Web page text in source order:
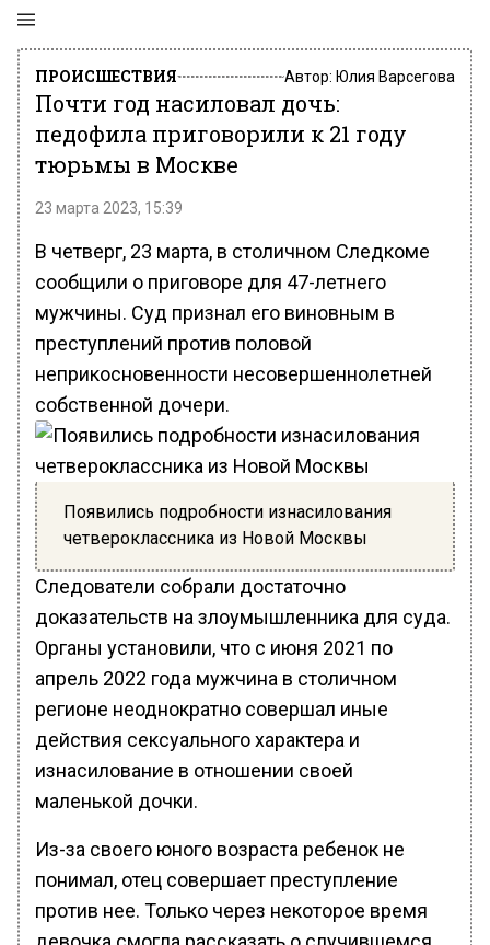
ПРОИСШЕСТВИЯ Автор: Юлия Варсегова
Почти год насиловал дочь:
педофила приговорили к 21 году
тюрьмы в Москве
23 марта 2023, 15:39
В четверг, 23 марта, в столичном Следкоме
сообщили о приговоре для 47-летнего
мужчины. Суд признал его виновным в
преступлений против половой
неприкосновенности несовершеннолетней
собственной дочери.
Появились подробности изнасилования
четвероклассника из Новой Москвы
Следователи собрали достаточно
доказательств на злоумышленника для суда.
Органы установили, что с июня 2021 по
апрель 2022 года мужчина в столичном
регионе неоднократно совершал иные
действия сексуального характера и
изнасилование в отношении своей
маленькой дочки.
Из-за своего юного возраста ребенок не
понимал, отец совершает преступление
против нее. Только через некоторое время